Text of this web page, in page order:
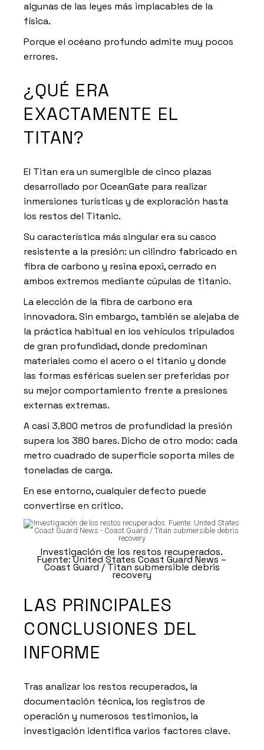
algunas de las leyes más implacables de la
física.
Porque el océano profundo admite muy pocos
errores.
¿QUÉ ERA
EXACTAMENTE EL
TITAN?
El Titan era un sumergible de cinco plazas
desarrollado por OceanGate para realizar
inmersiones turísticas y de exploración hasta
los restos del Titanic.
Su característica más singular era su casco
resistente a la presión: un cilindro fabricado en
fibra de carbono y resina epoxi, cerrado en
ambos extremos mediante cúpulas de titanio.
La elección de la fibra de carbono era
innovadora. Sin embargo, también se alejaba de
la práctica habitual en los vehículos tripulados
de gran profundidad, donde predominan
materiales como el acero o el titanio y donde
las formas esféricas suelen ser preferidas por
su mejor comportamiento frente a presiones
externas extremas.
A casi 3.800 metros de profundidad la presión
supera los 380 bares. Dicho de otro modo: cada
metro cuadrado de superficie soporta miles de
toneladas de carga.
En ese entorno, cualquier defecto puede
convertirse en crítico.
Investigación de los restos recuperados.
Fuente: United States Coast Guard News –
Coast Guard / Titan submersible debris
recovery
LAS PRINCIPALES
CONCLUSIONES DEL
INFORME
Tras analizar los restos recuperados, la
documentación técnica, los registros de
operación y numerosos testimonios, la
investigación identifica varios factores clave.